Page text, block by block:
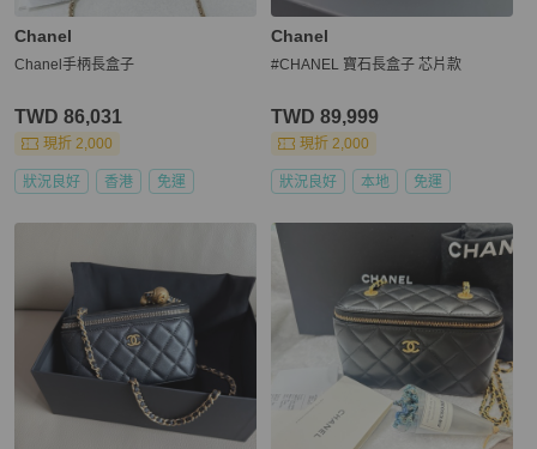
Chanel
Chanel手柄長盒子
TWD 86,031
現折 2,000
狀況良好 香港 免運
Chanel
#CHANEL 寶石長盒子 芯片款
TWD 89,999
現折 2,000
狀況良好 本地 免運